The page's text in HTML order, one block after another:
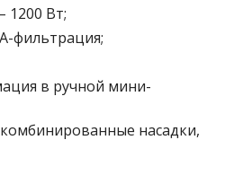
1200 Вт;
фильтрация;
в ручной мини-
насадки,